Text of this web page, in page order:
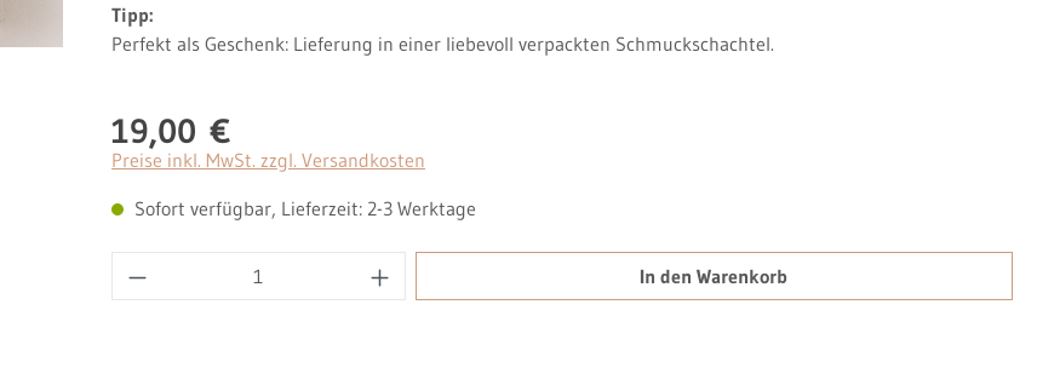
Tipp:
Perfekt als Geschenk: Lieferung in einer liebevoll verpackten Schmuckschachtel.
Regulärer Preis:
19,00 €
Preise inkl. MwSt. zzgl. Versandkosten
Sofort verfügbar, Lieferzeit: 2-3 Werktage
Produkt Anzahl: Gib den gewünschten Wert ein oder benutze die
In den Warenkorb